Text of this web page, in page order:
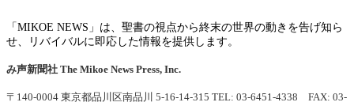
「MIKOE NEWS」は、聖書の視点から終末の世界の動きを告げ知ら
せ、リバイバルに即応した情報を提供します。
み声新聞社 The Mikoe News Press, Inc.
〒140-0004 東京都品川区南品川 5-16-14-315 TEL: 03-6451-4338 FAX: 03-